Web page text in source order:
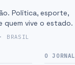
Política, esporte,
quem vive o estado.
BRASIL
O JORNAL